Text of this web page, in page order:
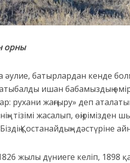
орны
батырлардан кенде
ишан бабамыздың
рухани жаңғыру» деп
тізімі жасалып,
Қостанайдың» дәстүріне
жылы дүниеге келіп, 1898